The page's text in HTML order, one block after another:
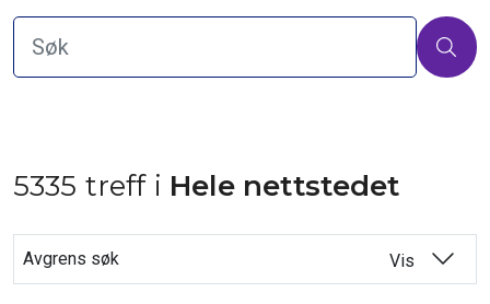
5335 treff i Hele nettstedet
Avgrens søk Vis